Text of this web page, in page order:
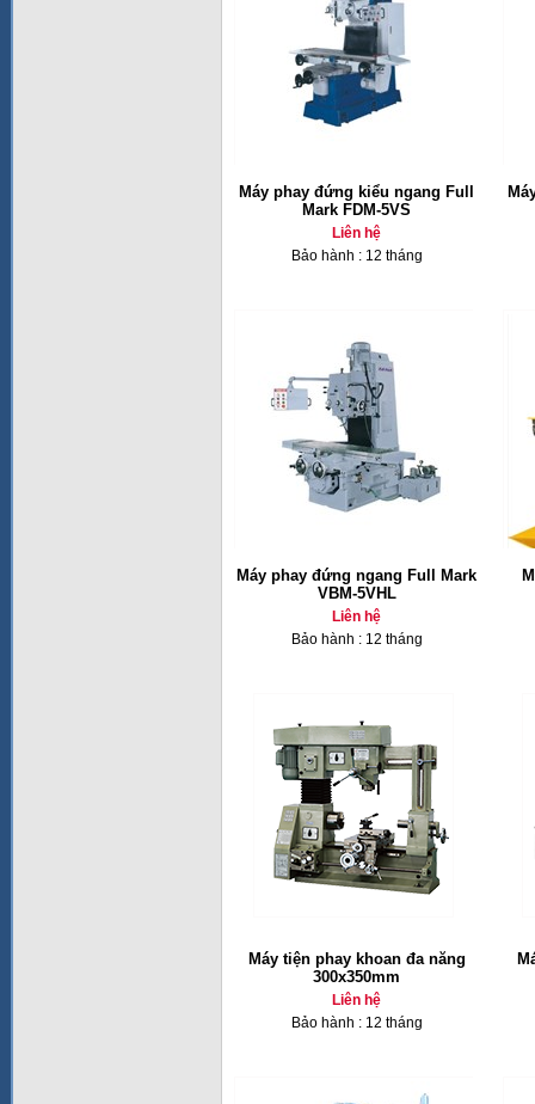
Máy phay đứng kiểu ngang Full
Mark FDM-5VS
Liên hệ
Bảo hành : 12 tháng
Máy phay đứng ngang Full Mark
VBM-5VHL
Liên hệ
Bảo hành : 12 tháng
Máy tiện phay khoan đa năng
300x350mm
Liên hệ
Bảo hành : 12 tháng